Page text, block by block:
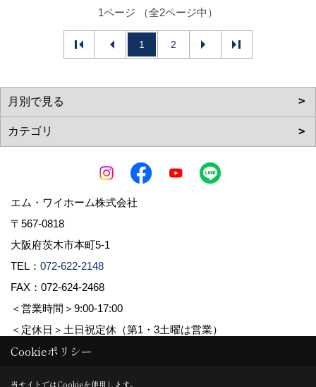
1ページ （全2ページ中）
1 2
エム・ワイホーム株式会社
〒567-0818
大阪府茨木市本町5-1
TEL： 072-622-2148
FAX：072-624-2468
＜営業時間＞9:00-17:00
＜定休日＞土日祝定休（第1・3土曜は営業）
Copyright (c) pacube publishing Co.,LTD. All Rights Reserved.
Cookieポリシー
当サイトではCookieを使用します。